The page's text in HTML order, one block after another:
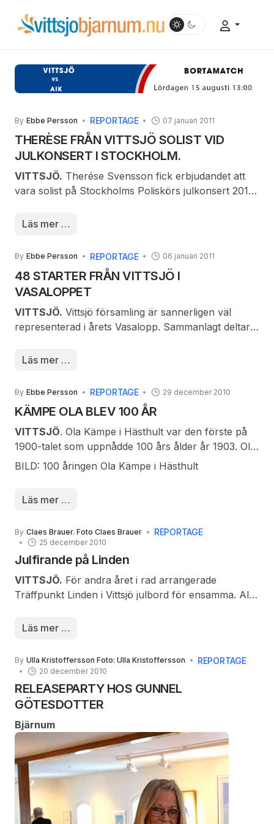
By Ebbe Persson REPORTAGE 07 januari 2011
THERÈSE FRÅN VITTSJÖ SOLIST VID
JULKONSERT I STOCKHOLM.
VITTSJÖ. Therése Svensson fick erbjudandet att
vara solist på Stockholms Poliskörs julkonsert 2010
tackade
På dagarna
jobbar hon
med
ekonomi och
vedproduktion. På lediga stunder sjunger hon och i
Läs mer …
By Ebbe Persson REPORTAGE 06 januari 2011
48 STARTER FRÅN VITTSJÖ I
VASALOPPET
VITTSJÖ. Vittsjö församling är sannerligen väl
representerad i årets Vasalopp. Sammanlagt deltar
Vittsjö med 48
representerar
med 32 starter.
Några av de
anmälda deltar i
mer än ett lopp
och listan toppas
Johansson som
Några gör sin debut i fädernas spår.
BILDEN: LES, Lars Erik Svensson från Korsahåla
gläder sig sedan han klarat av 2010 års Vittsjön runt
för 36 året i följd.
Läs mer …
By Ebbe Persson REPORTAGE 29 december 2010
KÄMPE OLA BLEV 100 ÅR
VITTSJÖ. Ola Kämpe i Hästhult var den förste på
1900-talet som uppnådde 100 års ålder år 1903. Ola
Kämpe var född i Vejshult men flyttade till Hästhult
torpare…) Ola Kämpe var troligen den allra förste i
BILD: 100 åringen Ola Kämpe i Hästhult
Läs mer …
By Claes Brauer. Foto Claes Brauer REPORTAGE
25 december 2010
Julfirande på Linden
VITTSJÖ. För andra året i rad arrangerade
Träffpunkt Linden i Vittsjö julbord för ensamma. Alla
annars sitter ensamma på julafton var välkomna till
god mat och trevlig samvaro.
Kerstin Carlström, Kaj Bengtsson och Svea Persson
Läs mer …
By Ulla Kristoffersson Foto: Ulla Kristoffersson REPORTAGE
20 december 2010
RELEASEPARTY HOS GUNNEL
GÖTESDOTTER
Bjärnum